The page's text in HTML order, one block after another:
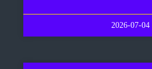
2026-07-04